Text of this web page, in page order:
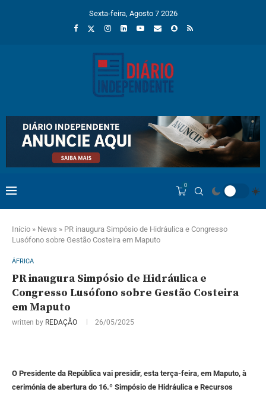
Sexta-feira, Agosto 7 2026
0
Início » News » PR inaugura Simpósio de Hidráulica e Congresso
Lusófono sobre Gestão Costeira em Maputo
ÁFRICA
PR inaugura Simpósio de Hidráulica e
Congresso Lusófono sobre Gestão Costeira
em Maputo
written by REDAÇÃO 26/05/2025
O Presidente da República vai presidir, esta terça-feira, em Maputo, à
cerimónia de abertura do 16.º Simpósio de Hidráulica e Recursos